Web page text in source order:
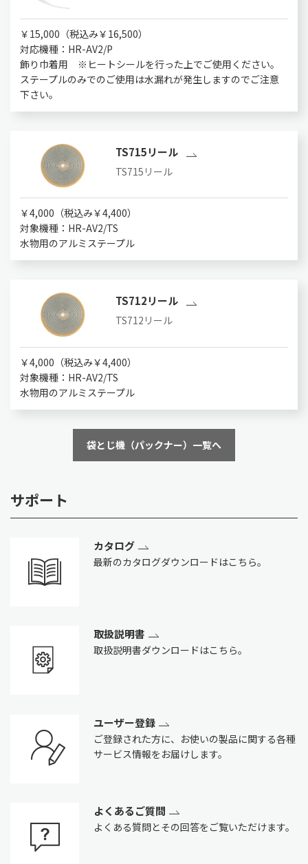
￥15,000（税込み￥16,500）
対応機種：HR-AV2/P
飾り巾着用 ※ヒートシールを行った上でご使用ください。
ステープルのみでのご使用は水漏れが発生しますのでご注意
下さい。
TS715リール
TS715リール
￥4,000（税込み￥4,400）
対象機種：HR-AV2/TS
水物用のアルミステープル
TS712リール
TS712リール
￥4,000（税込み￥4,400）
対象機種：HR-AV2/TS
水物用のアルミステープル
袋とじ機（パックナー）一覧へ
サポート
カタログ
最新のカタログダウンロードはこちら。
取扱説明書
取扱説明書ダウンロードはこちら。
ユーザー登録
ご登録された方に、お使いの製品に関する各種
サービス情報をお届けします。
よくあるご質問
よくある質問とその回答をご覧いただけます。